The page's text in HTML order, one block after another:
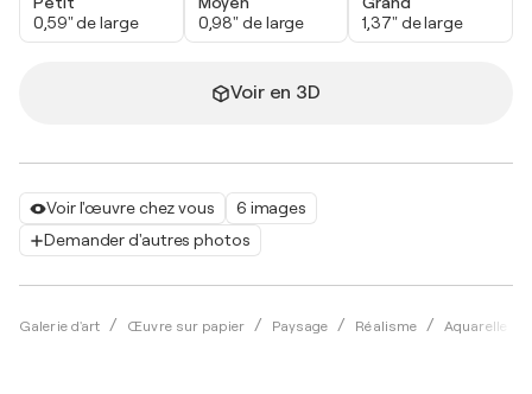
Voir l'œuvre chez vous
6 images
Demander d'autres photos
Galerie d'art Œuvre sur papier Paysage Réalisme Aquarelle
0,59" de large
0,98" de large
1,37" de large
Voir en 3D